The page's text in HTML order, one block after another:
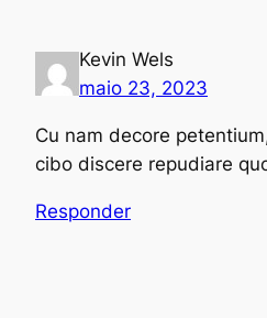
Kevin Wels
maio 23, 2023
Cu nam decore
cibo discere repudiare
Responder